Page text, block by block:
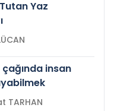
Yaz
insan
Prof.Dr. Nevzat TARHAN